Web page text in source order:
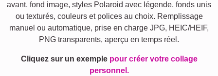
avant, fond image, styles Polaroid avec légende, fonds unis
ou texturés, couleurs et polices au choix. Remplissage
manuel ou automatique, prise en charge JPG, HEIC/HEIF,
PNG transparents, aperçu en temps réel.
Cliquez sur un exemple pour créer votre collage
personnel.